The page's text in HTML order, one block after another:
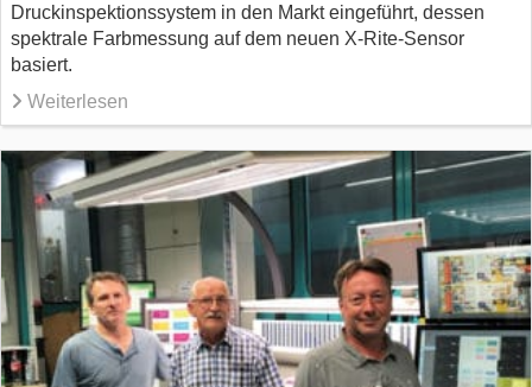
Druckinspektionssystem in den Markt eingeführt, dessen
spektrale Farbmessung auf dem neuen X-Rite-Sensor
basiert.
Weiterlesen